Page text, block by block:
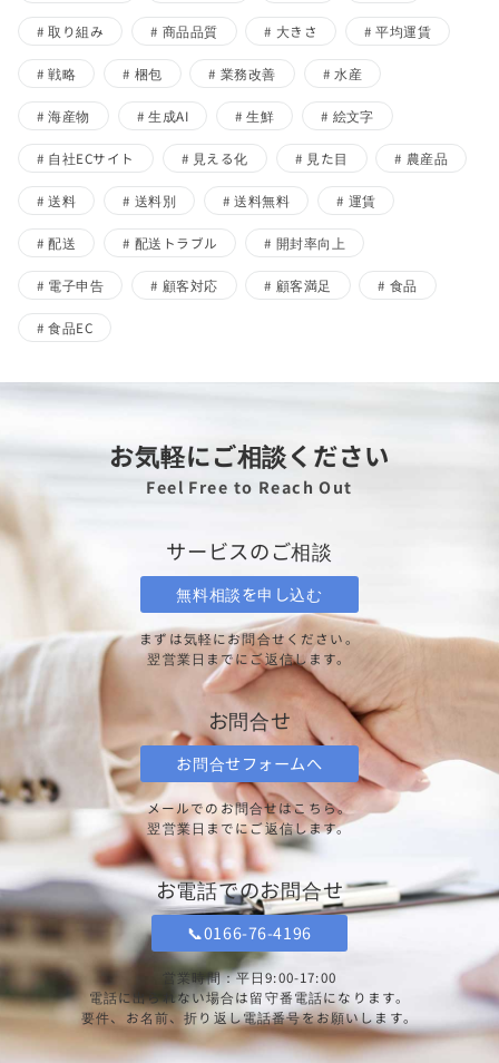
取り組み 商品品質 大きさ 平均運賃
戦略 梱包 業務改善 水産
海産物 生成AI 生鮮 絵文字
自社ECサイト 見える化 見た目 農産品
送料 送料別 送料無料 運賃
配送 配送トラブル 開封率向上
電子申告 顧客対応 顧客満足 食品
食品EC
お気軽にご相談ください
Feel Free to Reach Out
サービスのご相談
無料相談を申し込む
まずは気軽にお問合せください。
翌営業日までにご返信します。
お問合せ
お問合せフォームへ
メールでのお問合せはこちら。
翌営業日までにご返信します。
お電話でのお問合せ
📞0166-76-4196
営業時間：平日9:00-17:00
電話に出られない場合は留守番電話になります。
要件、お名前、折り返し電話番号をお願いします。